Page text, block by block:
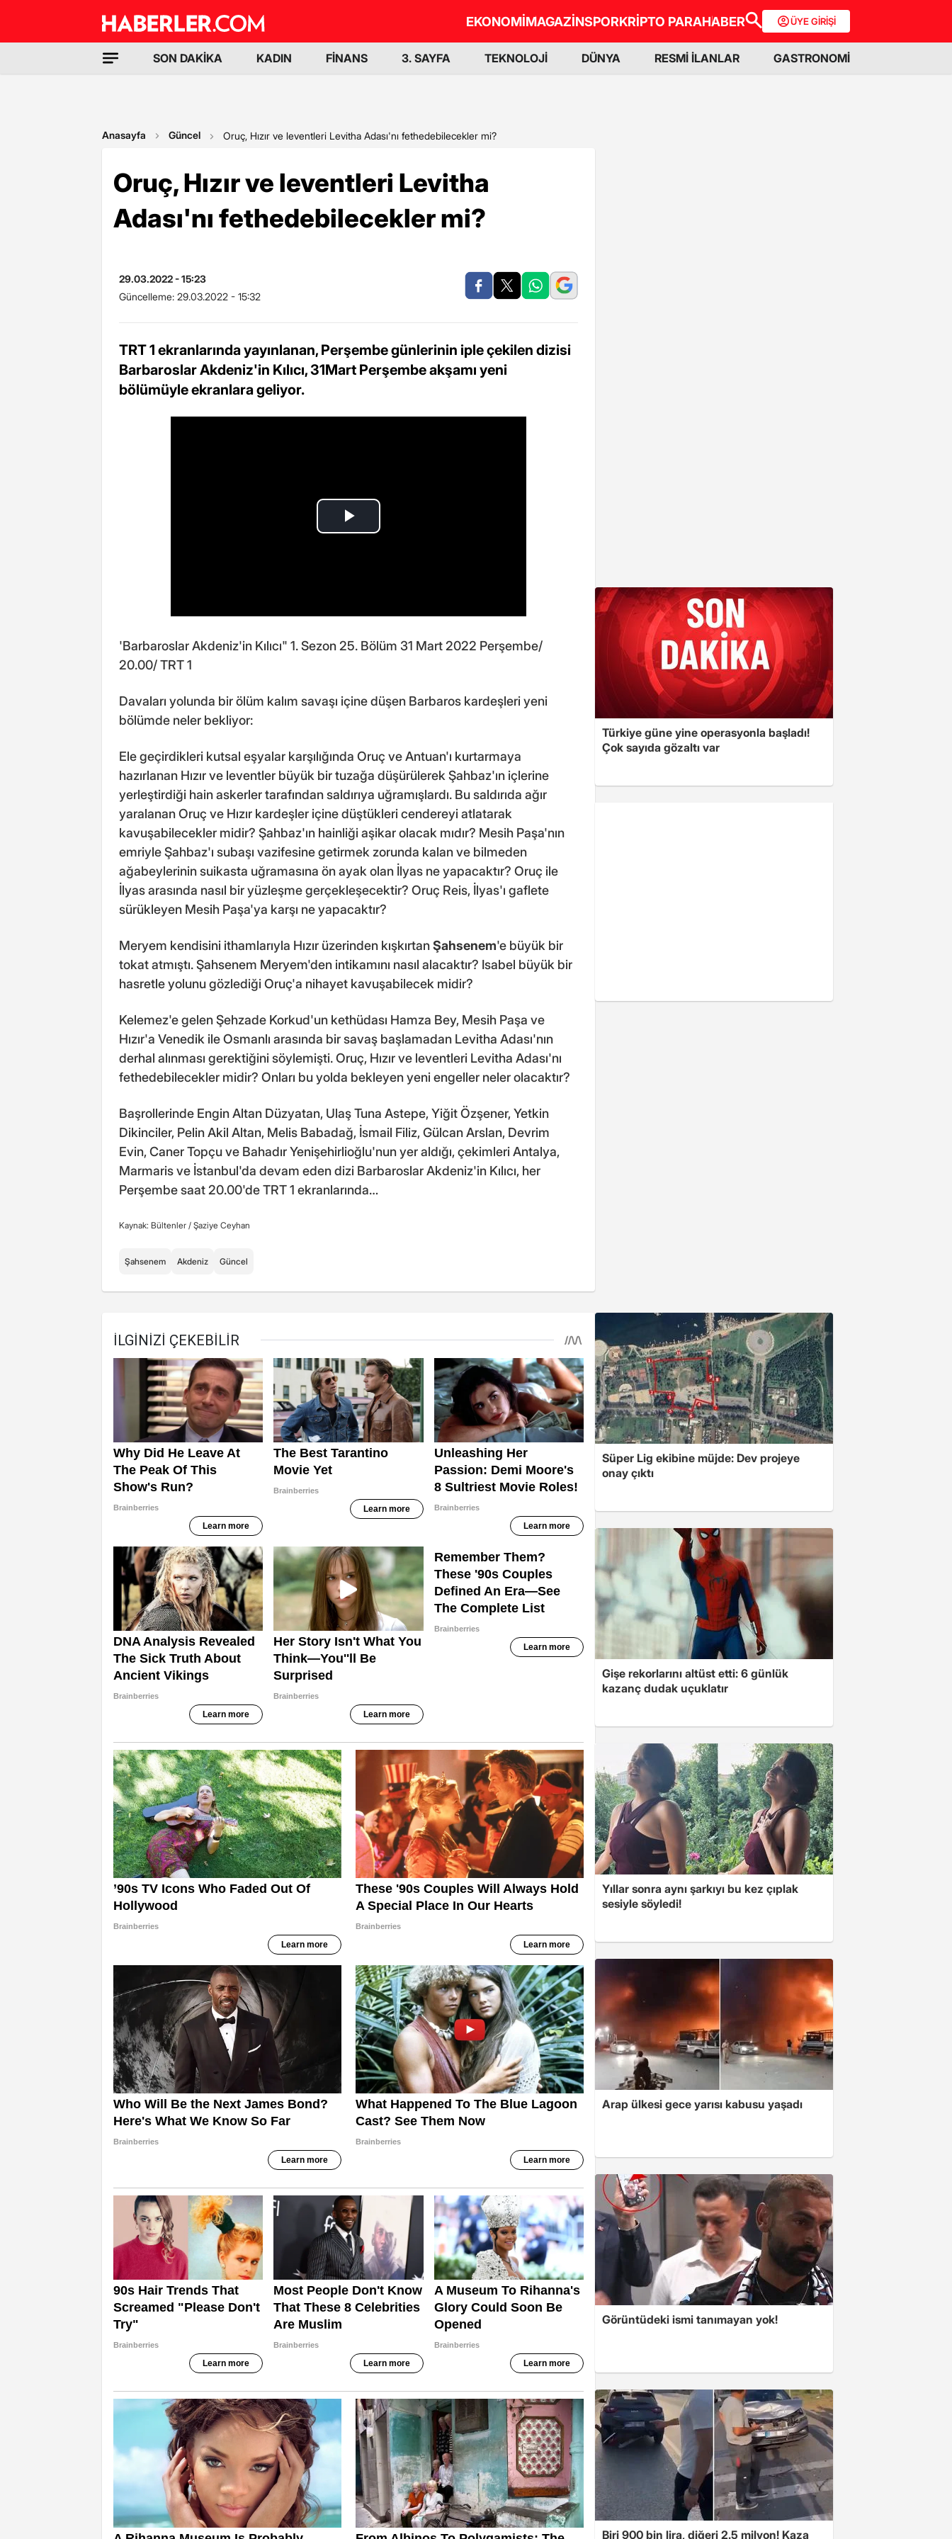
EKONOMİMAGAZİNSPORKRİPTO PARAHABER ÜYE GİRİŞİ
SON DAKİKA KADIN FİNANS 3. SAYFA TEKNOLOJİ DÜNYA RESMİ İLANLAR GASTRONOMİ
Anasayfa Güncel Oruç, Hızır ve leventleri Levitha Adası'nı fethedebilecekler mi?
Oruç, Hızır ve leventleri Levitha
Adası'nı fethedebilecekler mi?
29.03.2022 - 15:23
Güncelleme: 29.03.2022 - 15:32
TRT 1 ekranlarında yayınlanan, Perşembe günlerinin iple çekilen dizisi
Barbaroslar Akdeniz'in Kılıcı, 31Mart Perşembe akşamı yeni
bölümüyle ekranlara geliyor.
'Barbaroslar Akdeniz'in Kılıcı" 1. Sezon 25. Bölüm 31 Mart 2022 Perşembe/
20.00/ TRT 1
Davaları yolunda bir ölüm kalım savaşı içine düşen Barbaros kardeşleri yeni
bölümde neler bekliyor:
Ele geçirdikleri kutsal eşyalar karşılığında Oruç ve Antuan'ı kurtarmaya
hazırlanan Hızır ve leventler büyük bir tuzağa düşürülerek Şahbaz'ın içlerine
yerleştirdiği hain askerler tarafından saldırıya uğramışlardı. Bu saldırıda ağır
yaralanan Oruç ve Hızır kardeşler içine düştükleri cendereyi atlatarak
kavuşabilecekler midir? Şahbaz'ın hainliği aşikar olacak mıdır? Mesih Paşa'nın
emriyle Şahbaz'ı subaşı vazifesine getirmek zorunda kalan ve bilmeden
ağabeylerinin suikasta uğramasına ön ayak olan İlyas ne yapacaktır? Oruç ile
İlyas arasında nasıl bir yüzleşme gerçekleşecektir? Oruç Reis, İlyas'ı gaflete
sürükleyen Mesih Paşa'ya karşı ne yapacaktır?
Meryem kendisini ithamlarıyla Hızır üzerinden kışkırtanŞahsenem'e büyük bir
tokat atmıştı. Şahsenem Meryem'den intikamını nasıl alacaktır? Isabel büyük bir
hasretle yolunu gözlediği Oruç'a nihayet kavuşabilecek midir?
Kelemez'e gelen Şehzade Korkud'un kethüdası Hamza Bey, Mesih Paşa ve
Hızır'a Venedik ile Osmanlı arasında bir savaş başlamadan Levitha Adası'nın
derhal alınması gerektiğini söylemişti. Oruç, Hızır ve leventleri Levitha Adası'nı
fethedebilecekler midir? Onları bu yolda bekleyen yeni engeller neler olacaktır?
Başrollerinde Engin Altan Düzyatan, Ulaş Tuna Astepe, Yiğit Özşener, Yetkin
Dikinciler, Pelin Akil Altan, Melis Babadağ, İsmail Filiz, Gülcan Arslan, Devrim
Evin, Caner Topçu ve Bahadır Yenişehirlioğlu'nun yer aldığı, çekimleri Antalya,
Marmaris ve İstanbul'da devam eden dizi Barbaroslar Akdeniz'in Kılıcı, her
Perşembe saat 20.00'de TRT 1 ekranlarında…
Kaynak: Bültenler / Şaziye Ceyhan
Şahsenem Akdeniz Güncel
Türkiye güne yine operasyonla başladı!
Çok sayıda gözaltı var
Süper Lig ekibine müjde: Dev projeye
onay çıktı
Gişe rekorlarını altüst etti: 6 günlük
kazanç dudak uçuklatır
Yıllar sonra aynı şarkıyı bu kez çıplak
sesiyle söyledi!
Arap ülkesi gece yarısı kabusu yaşadı
Görüntüdeki ismi tanımayan yok!
Biri 900 bin lira, diğeri 2.5 milyon! Kaza